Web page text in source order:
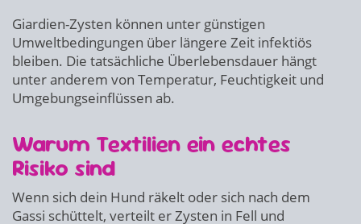
Giardien-Zysten können unter günstigen
Umweltbedingungen über längere Zeit infektiös
bleiben. Die tatsächliche Überlebensdauer hängt
unter anderem von Temperatur, Feuchtigkeit und
Umgebungseinflüssen ab.
Warum Textilien ein echtes
Risiko sind
Wenn sich dein Hund räkelt oder sich nach dem
Gassi schüttelt, verteilt er Zysten in Fell und